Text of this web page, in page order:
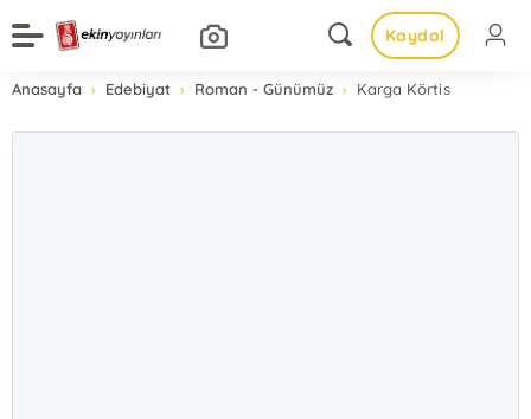
Kaydol
Anasayfa Edebiyat Roman - Günümüz Karga Körtis